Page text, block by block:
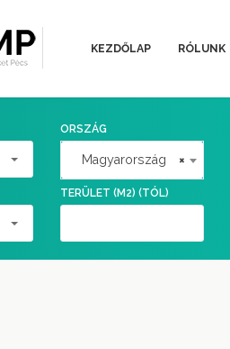
KEZDŐLAP RÓLUNK
ORSZÁG
×
Magyarország
TERÜLET (M2) (TÓL)